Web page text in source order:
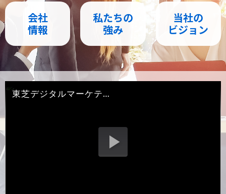
会社
情報
私たちの
強み
当社の
ビジョン